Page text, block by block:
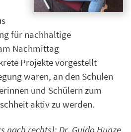
für nachhaltige
Nachmittag
Projekte vorgestellt
waren, an den Schulen
und Schülern zum
aktiv zu werden.
nach rechts): Dr. Guido Hunze